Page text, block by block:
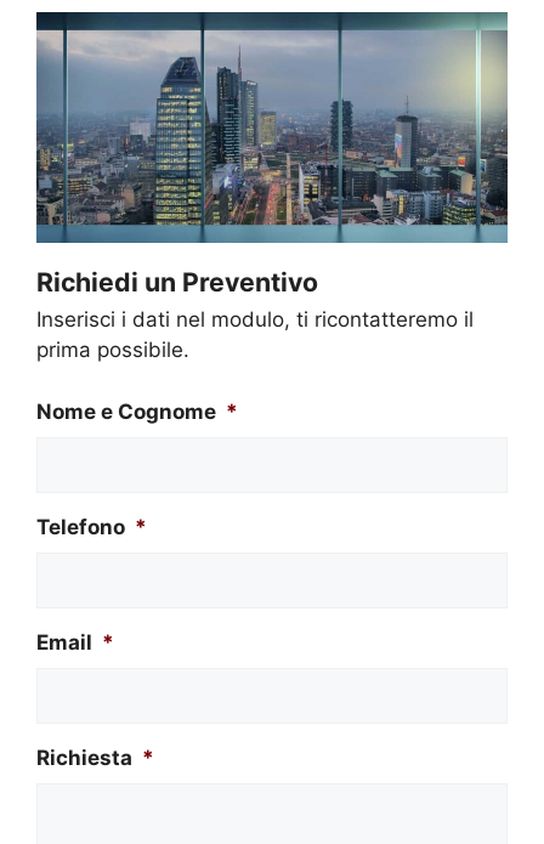
Richiedi un Preventivo
Inserisci i dati nel modulo, ti ricontatteremo il
prima possibile.
Nome e Cognome *
Telefono *
Email *
Richiesta *